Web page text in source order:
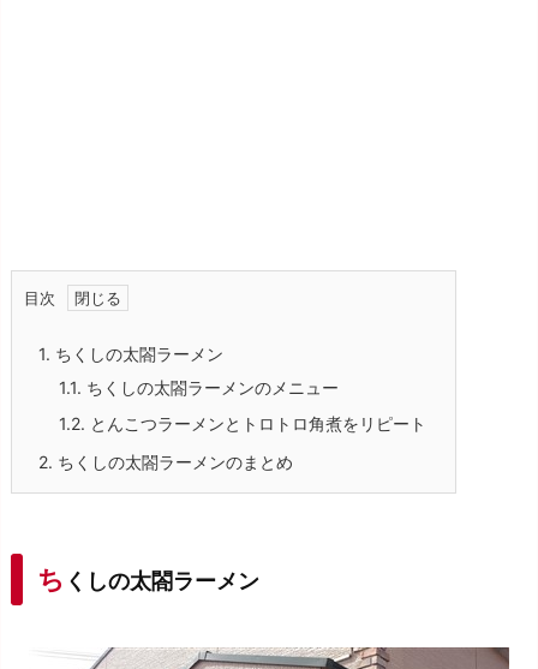
目次
1. ちくしの太閤ラーメン
1.1. ちくしの太閤ラーメンのメニュー
1.2. とんこつラーメンとトロトロ角煮をリピート
2. ちくしの太閤ラーメンのまとめ
ち くしの太閤ラーメン